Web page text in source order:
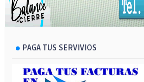
PAGA TUS SERVIVIOS